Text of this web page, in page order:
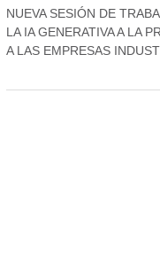
NUEVA SESIÓN DE
LA IA GENERATIVA A LA
A LAS EMPRESAS